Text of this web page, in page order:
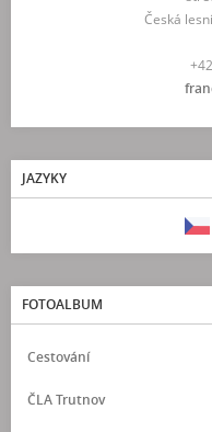
Česká
JAZYKY
FOTOALBUM
Cestování
ČLA Trutnov